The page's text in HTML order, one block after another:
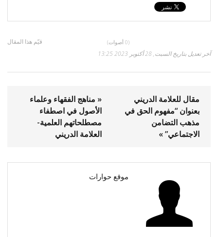
قيّم هذا المقال (0 أصوات)
آخر تعديل بتاريخ السبت, 28 أكتوبر 2023 13:25
« مناهج الفقهاء وعلماء
الأصول في اصطفاء
مصطلحاتهم العلمية-
العلامة الدريني
مقال للعلامة الدريني
بعنوان “مفهوم الحق في
مذهب التضامن
الاجتماعي” »
موقع حوارات